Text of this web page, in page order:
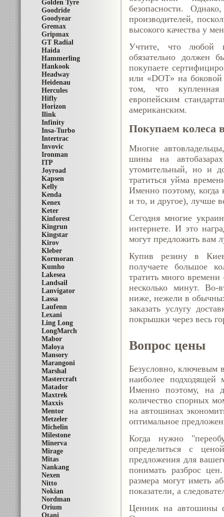
Golden Tyre
Goodride
Goodyear
Gremax
Gripmax
GT Radial
Haida
Hammerling
Hankook
Headway
Heidenau
Hercules
Hifly
Horizon
Ilink
Infinity
Insa-Turbo
Intertrac
Invovic
Ironman
ITP
Joyroad
Kapsen
Kelly
Kenda
Kenex
Keter
Kinforest
Kingrun
Kingstar
Kirov
Kleber
Kormoran
Kumho
Lakesea
Landsail
Lanvigator
Lassa
Laufenn
Lexani
Ling Long
LongMarch
Mabor
Maloya
Mansory
Marangoni
Marshal
Mastercraft
Matador
Maxtrek
Maxxis
Mentor
Metzeler
Michelin
Milestone
Minerva
Mirage
Mitas
Nankang
Nexen
Nitto
Nokian
Nordman
Orium
Otani
безопасности.
производителей,
высокого качества у
Учтите, что любой
обязательно должен
покупаете
или «DOT» на
том, что купленная
европейским
американским.
Покупаем колеса
Многие
шины на
утомительный, но и
тратиться уйма
Именно поэтому,
и то, и другое), лучше
Сегодня многие
интернете. И это
могут предложить вам
Купив резину в
получаете большое
тратить много
несколько минут. Во-
ниже, нежели в
заказать услугу
покрышки через весь
Вопрос цены
Безусловно, ключевым
наиболее
Именно поэтому, на
количество спорных
на автошинах
оптимальное
Когда нужно
определиться с
предложения для
понимать разброс
размера могут иметь
показатели, а
Ценник на автошины